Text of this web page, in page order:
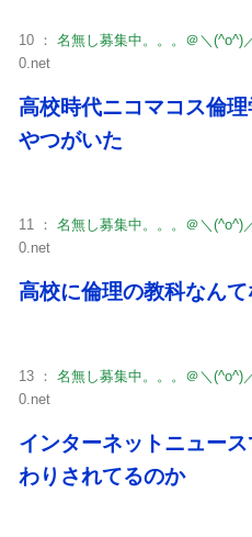
10 ： 名無し募集中。。。＠＼(^o^)
0.net
高校時代ニコマコス倫
やつがいた
11 ： 名無し募集中。。。＠＼(^o^)
0.net
高校に倫理の教科なん
13 ： 名無し募集中。。。＠＼(^o^)
0.net
インターネットニュー
わりされてるのか